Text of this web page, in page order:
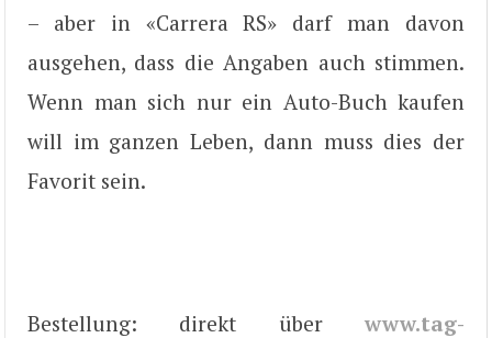
– aber in «Carrera RS» darf man davon
ausgehen, dass die Angaben auch stimmen.
Wenn man sich nur ein Auto-Buch kaufen
will im ganzen Leben, dann muss dies der
Favorit sein.
Bestellung: direkt über www.tag-